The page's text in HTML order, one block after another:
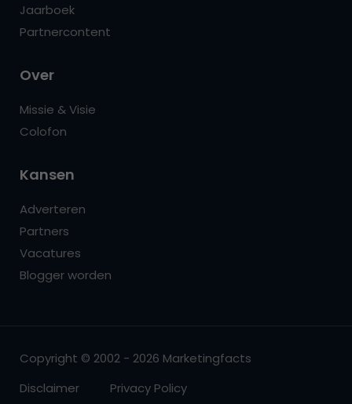
Jaarboek
Partnercontent
Over
Missie & Visie
Colofon
Kansen
Adverteren
Partners
Vacatures
Blogger worden
Copyright © 2002 - 2026 Marketingfacts
Disclaimer
Privacy Policy